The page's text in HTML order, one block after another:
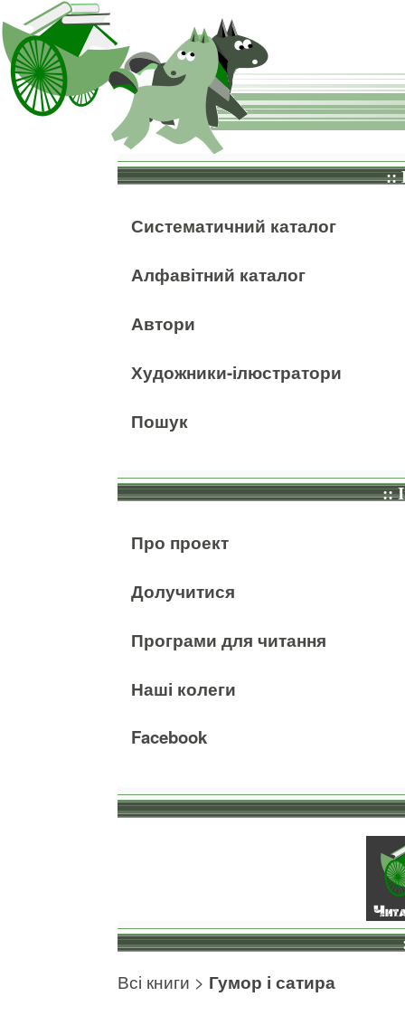
::
Систематичний каталог
Алфавітний каталог
Автори
Художники-ілюстратори
Пошук
::
Про проект
Долучитися
Програми для читання
Наші колеги
Facebook
Всі книги > Гумор і сатира